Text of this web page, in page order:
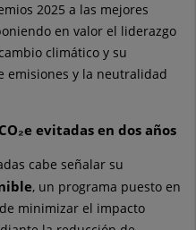
2025 a las mejores
en valor el liderazgo
climático y su
emisiones y la neutralidad
evitadas en dos años
cabe señalar su
, un programa puesto en
minimizar el impacto